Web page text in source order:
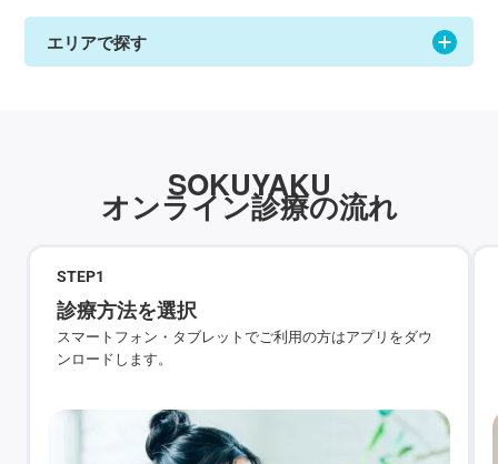
エリアで探す
SOKUYAKU
オンライン診療の流れ
STEP1
診療方法を選択
スマートフォン・タブレットでご利用の方はアプリをダウ
ンロードします。